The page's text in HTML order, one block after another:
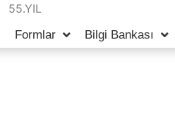
55.YIL
Formlar Bilgi Bankası